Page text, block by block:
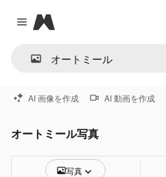
Close menu
Magnific
AI 画像を作成 AI 動画を作成
オートミール写真
写真